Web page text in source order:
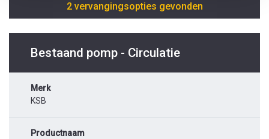
2 vervangingsopties gevonden
Bestaand pomp - Circulatie
Merk
KSB
Productnaam